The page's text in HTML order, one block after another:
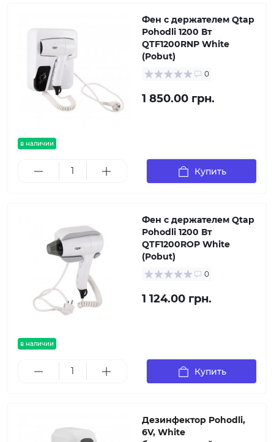
в наличии
Фен с держателем Qtap
Pohodli 1200 Вт
QTF1200RNP White
(Pobut)
0
1 850.00 грн.
Купить
в наличии
Фен с держателем Qtap
Pohodli 1200 Вт
QTF1200ROP White
(Pobut)
0
1 124.00 грн.
Купить
Дезинфектор Pohodli,
6V, White